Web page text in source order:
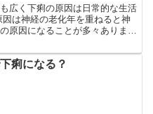
広く下痢の原因は日常的な生活
は神経の老化年を重ねると神
原因になることが多々ありま
痢になる？